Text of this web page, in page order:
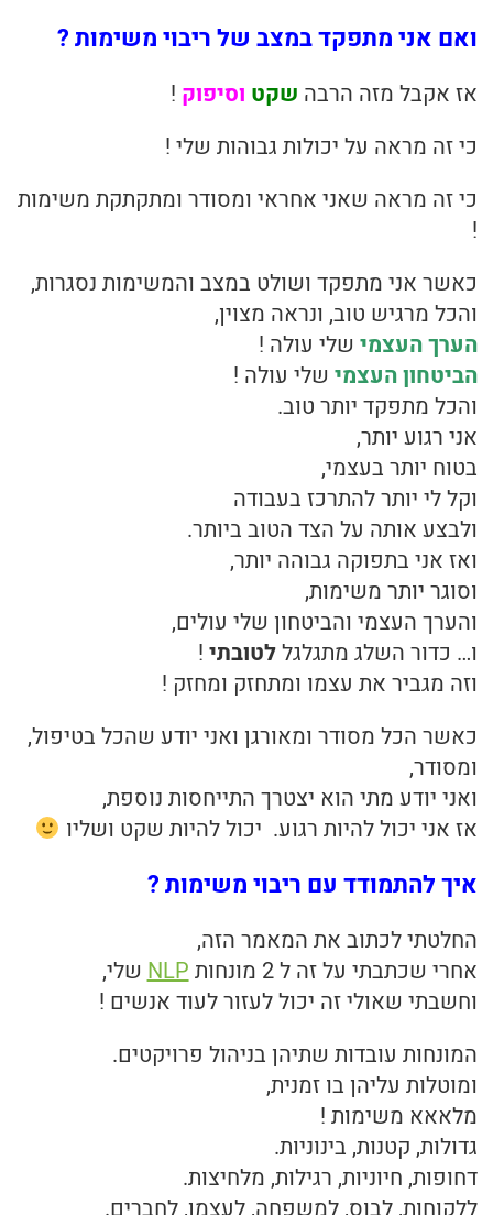
ואם אני מתפקד במצב של ריבוי משימות ?
אז אקבל מזה הרבה שקט וסיפוק !
כי זה מראה על יכולות גבוהות שלי !
כי זה מראה שאני אחראי ומסודר ומתקתקת משימות
!
כאשר אני מתפקד ושולט במצב והמשימות נסגרות,
והכל מרגיש טוב, ונראה מצוין,
הערך העצמי שלי עולה !
הביטחון העצמי שלי עולה !
והכל מתפקד יותר טוב.
אני רגוע יותר,
בטוח יותר בעצמי,
וקל לי יותר להתרכז בעבודה
ולבצע אותה על הצד הטוב ביותר.
ואז אני בתפוקה גבוהה יותר,
וסוגר יותר משימות,
והערך העצמי והביטחון שלי עולים,
ו… כדור השלג מתגלגללטובתי !
וזה מגביר את עצמו ומתחזק ומחזק !
כאשר הכל מסודר ומאורגן ואני יודע שהכל בטיפול,
ומסודר,
ואני יודע מתי הוא יצטרך התייחסות נוספת,
אז אני יכול להיות רגוע. יכול להיות שקט ושליו
איך להתמודד עם ריבוי משימות ?
החלטתי לכתוב את המאמר הזה,
אחרי שכתבתי על זה ל 2 מונחות
NLPשלי,
וחשבתי שאולי זה יכול לעזור לעוד אנשים !
המונחות עובדות שתיהן בניהול פרויקטים.
ומוטלות עליהן בו זמנית,
מלאאא משימות !
גדולות, קטנות, בינוניות.
דחופות, חיוניות, רגילות, מלחיצות.